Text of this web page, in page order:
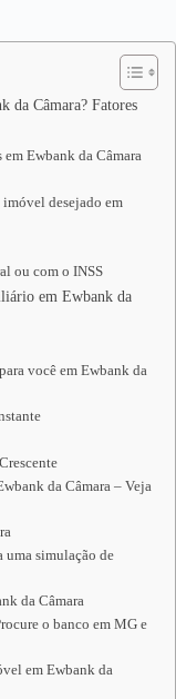
da Câmara? Fatores
Ewbank da Câmara
desejado em
ou com o INSS
em Ewbank da
você em Ewbank da
da Câmara – Veja
simulação de
da Câmara
o banco em MG e
em Ewbank da